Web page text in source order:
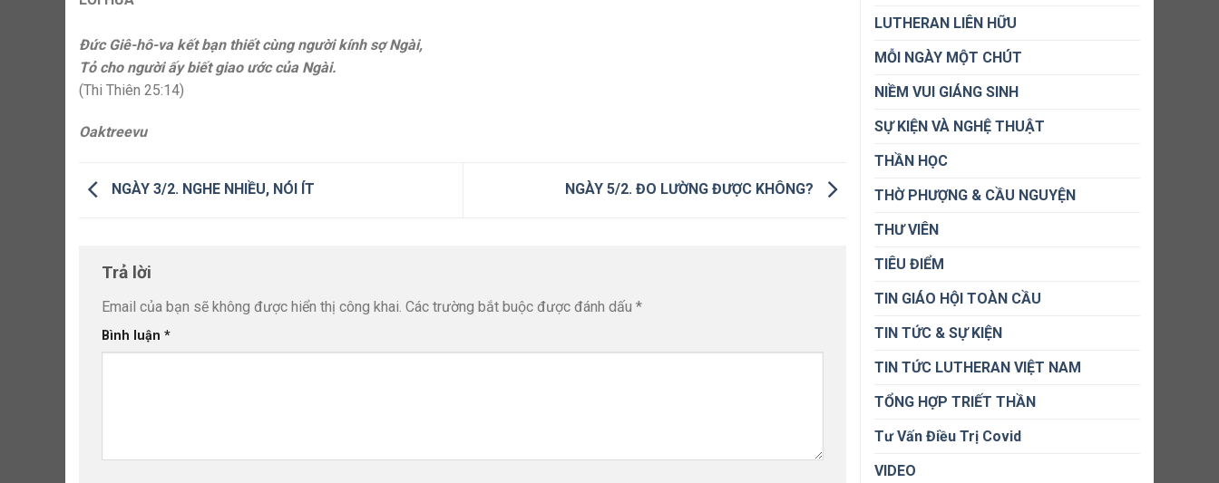
Đức Giê-hô-va kết bạn thiết cùng người kính sợ Ngài,
Tỏ cho người ấy biết giao ước của Ngài.
(Thi Thiên 25:14)
Oaktreevu
NGÀY 3/2. NGHE NHIỀU, NÓI ÍT NGÀY 5/2. ĐO LƯỜNG ĐƯỢC KHÔNG?
Trả lời
Email của bạn sẽ không được hiển thị công khai. Các trường bắt buộc được đánh dấu *
Bình luận *
LUTHERAN LIÊN HỮU
MỖI NGÀY MỘT CHÚT
NIỀM VUI GIÁNG SINH
SỰ KIỆN VÀ NGHỆ THUẬT
THẦN HỌC
THỜ PHƯỢNG & CẦU NGUYỆN
THƯ VIÊN
TIÊU ĐIỂM
TIN GIÁO HỘI TOÀN CẦU
TIN TỨC & SỰ KIỆN
TIN TỨC LUTHERAN VIỆT NAM
TỔNG HỢP TRIẾT THẦN
Tư Vấn Điều Trị Covid
VIDEO